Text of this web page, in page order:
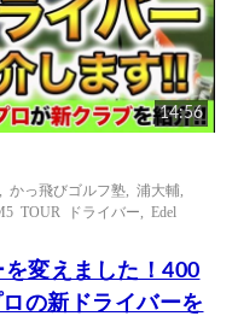
14:56
かっ飛びゴルフ塾 浦大輔
TOUR ドライバー
Edel
変えました！400
の新ドライバーを